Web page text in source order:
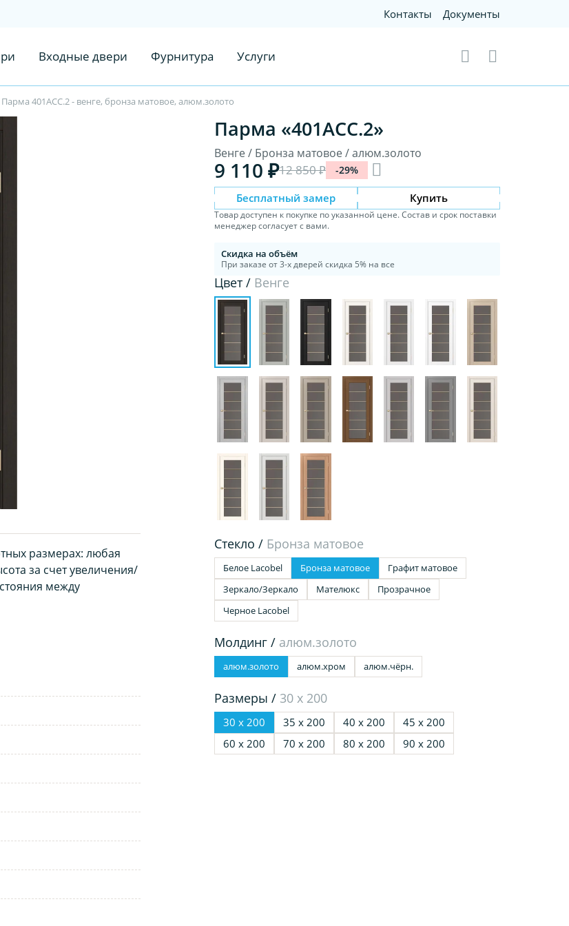
Контакты Документы
Входные двери Фурнитура Услуги
401АСС.2 - венге, бронза матовое, алюм.золото
размерах: любая
за счет увеличения/
между
Парма «401АСС.2»
Венге / Бронза матовое / алюм.золото
9 110 ₽12 850 ₽ -29%
Бесплатный замер Купить
Товар доступен к покупке по указанной цене. Состав и срок поставки
менеджер согласует с вами.
Скидка на объём
При заказе от 3-х дверей скидка 5% на все
Цвет / Венге
Стекло / Бронза матовое
Белое Lacobel Бронза матовое
Графит матовое
Зеркало/Зеркало
Мателюкс
Прозрачное
Черное Lacobel
Молдинг / алюм.золото
алюм.золото алюм.хром алюм.чёрн.
Размеры / 30 х 200
30 х 200 35 х 200 40 х 200
45 х 200
60 х 200
70 х 200 80 х 200 90 х 200